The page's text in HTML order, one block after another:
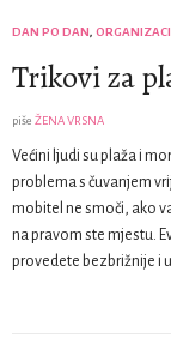
DAN PO DAN,
Trikovi za
piše ŽENA VRSNA
Većini ljudi su plaža i
problema s čuvanjem
mobitel ne smoči, ako
na pravom ste mjestu.
provedete bezbrižnije i